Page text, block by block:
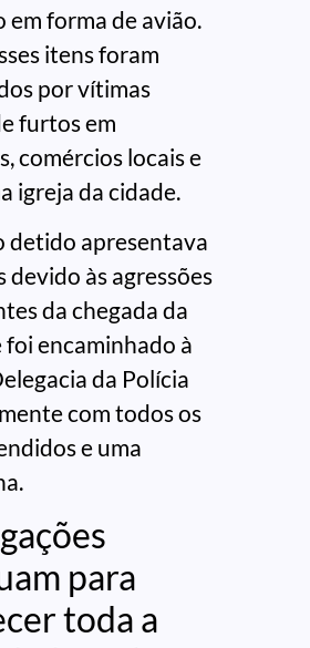
forma de avião.
itens foram
por vítimas
furtos em
comércios locais e
igreja da cidade.
detido apresentava
às agressões
da chegada da
foi encaminhado à
da Polícia
com todos os
e uma
para
toda a